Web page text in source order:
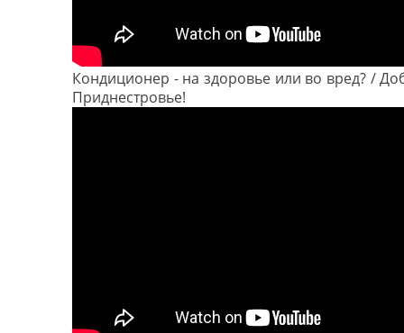
Кондиционер - на здоровье или во вред? /
Приднестровье!